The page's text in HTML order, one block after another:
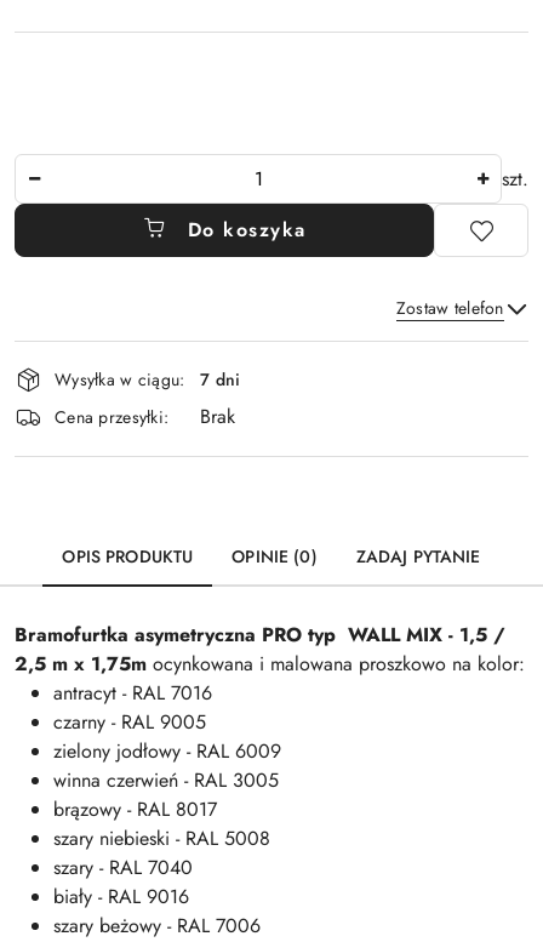
szt.
Do koszyka
Zostaw telefon
Dostępność
i
dostawa
Wysyłka w ciągu:
7 dni
Cena przesyłki:
Brak
OPIS PRODUKTU OPINIE (0) ZADAJ PYTANIE
Bramofurtka asymetryczna PRO typ WALL MIX - 1,5 /
2,5 m x 1,75m ocynkowana i malowana proszkowo na kolor:
antracyt - RAL 7016
czarny - RAL 9005
zielony jodłowy - RAL 6009
winna czerwień - RAL 3005
brązowy - RAL 8017
szary niebieski - RAL 5008
szary - RAL 7040
biały - RAL 9016
szary beżowy - RAL 7006